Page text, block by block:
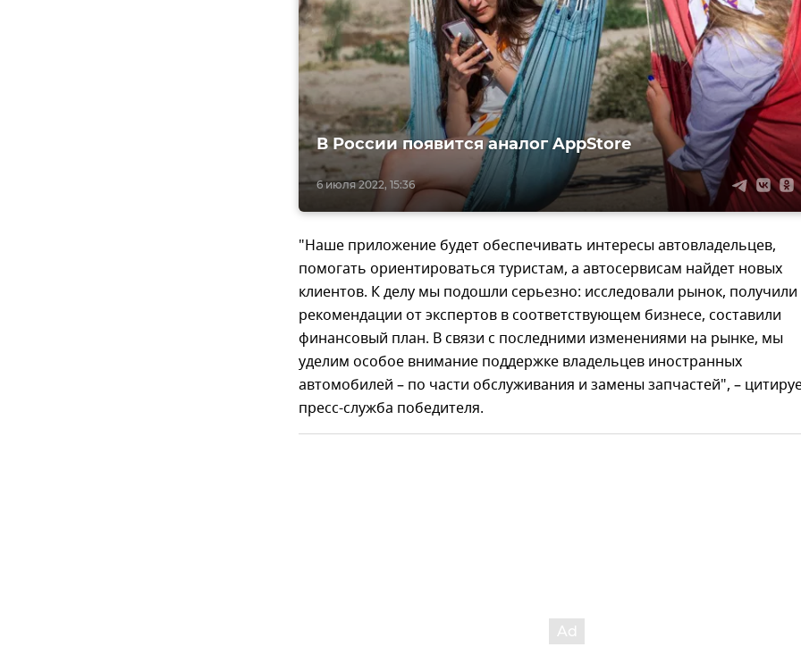
6 июля 2022, 15:36
В России появится аналог AppStore
"Наше приложение будет обеспечивать интересы автовладельцев,
помогать ориентироваться туристам, а автосервисам найдет новых
клиентов. К делу мы подошли серьезно: исследовали рынок, получили
рекомендации от экспертов в соответствующем бизнесе, составили
финансовый план. В связи с последними изменениями на рынке, мы
уделим особое внимание поддержке владельцев иностранных
автомобилей – по части обслуживания и замены запчастей", –
пресс-служба победителя.